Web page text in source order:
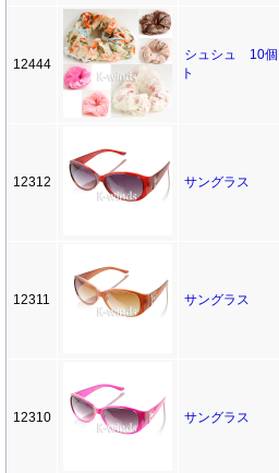
12444
シュシュ 10個
ト
12312 サングラス
12311 サングラス
12310 サングラス